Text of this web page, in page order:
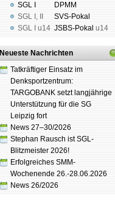
SGL I
SGL I ,
SGL I
u14
DPMM
SVS-Pokal
JSBS-Pokal u14
Neueste Nachrichten
Tatkräftiger Einsatz im
Denksportzentrum:
TARGOBANK setzt langjährige
Unterstützung für die SG
Leipzig fort
News 27–30/2026
Stephan Rausch ist SGL-
Blitzmeister 2026!
Erfolgreiches SMM-
Wochenende 26.-28.06.2026
News 26/2026